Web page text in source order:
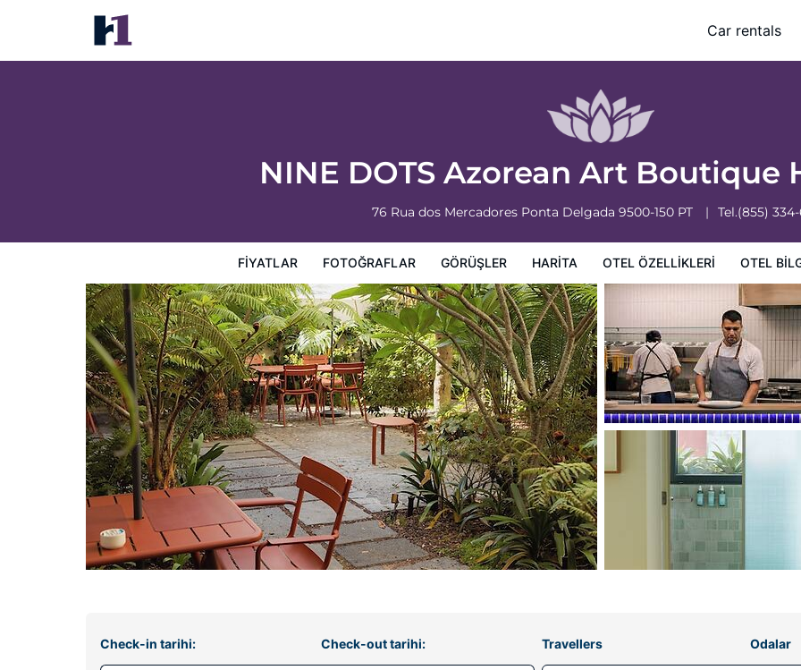
Car rentals
NINE DOTS Azorean Art Boutique
76 Rua dos Mercadores Ponta Delgada 9500-150 PT Tel.(855)
FIYATLAR FOTOĞRAFLAR GÖRÜŞLER HARITA OTEL ÖZELLIKLERI OTEL
NINE DOTS Azorean Art Boutique Hotel
Fiyatlar
Check-in tarihi: Check-out tarihi: Travellers Odalar